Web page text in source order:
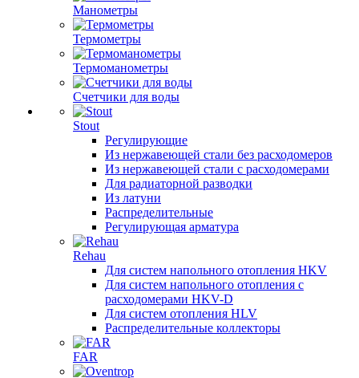
Манометры
Термометры
Термоманометры
Счетчики для воды
Stout
Регулирующие
Из нержавеющей стали без расходомеров
Из нержавеющей стали с расходомерами
Для радиаторной разводки
Из латуни
Распределительные
Регулирующая арматура
Rehau
Для систем напольного отопления HKV
Для систем напольного отопления с
расходомерами HKV-D
Для систем отопления HLV
Распределительные коллекторы
FAR